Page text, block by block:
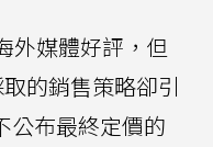
外媒體好評，但
的銷售策略卻引
布最終定價的